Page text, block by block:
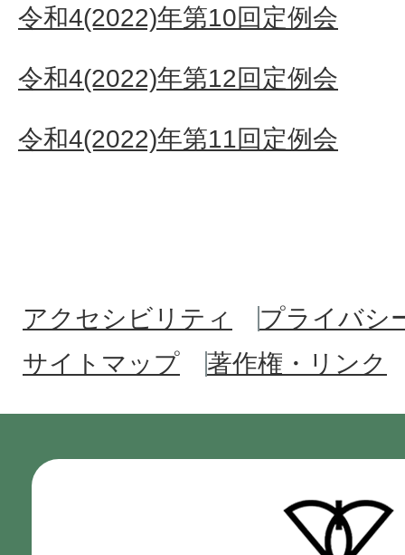
令和4(2022)年第10回定例会
令和4(2022)年第12回定例会
令和4(2022)年第11回定例会
アクセシビリティ
プライバシ
サイトマップ
著作権・リンク